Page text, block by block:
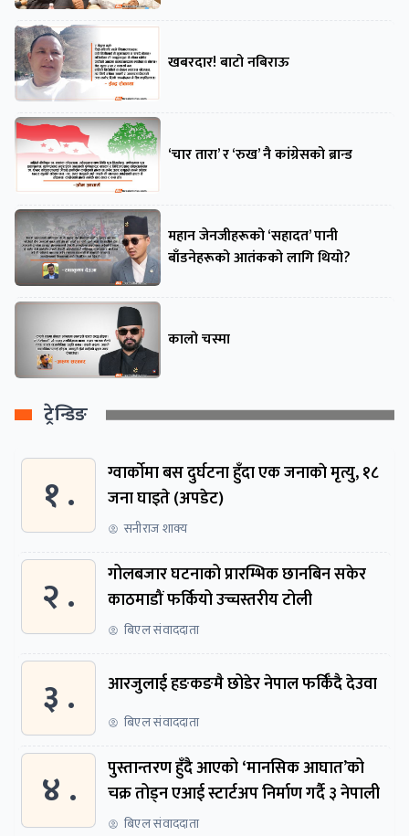
खबरदार! बाटो नबिराऊ
‘चार तारा’ र ‘रुख’ नै कांग्रेसको ब्रान्ड
महान जेनजीहरूको ‘सहादत’ पानी
बाँडनेहरूको आतंकको लागि थियो?
कालो चस्मा
ट्रेन्डिङ
१ .
ग्वार्काेमा बस दुर्घटना हुँदा एक जनाकाे मृत्यु, १८
जना घाइते (अपडेट)
सनीराज शाक्य
२ .
गोलबजार घटनाको प्रारम्भिक छानबिन सकेर
काठमाडौं फर्कियो उच्चस्तरीय टोली
बिएल संवाददाता
३ . आरजुलाई हङकङमै छोडेर नेपाल फर्किँदै देउवा
बिएल संवाददाता
४ .
पुस्तान्तरण हुँदै आएको ‘मानसिक आघात’को
चक्र तोड्न एआई स्टार्टअप निर्माण गर्दै ३ नेपाली
बिएल संवाददाता